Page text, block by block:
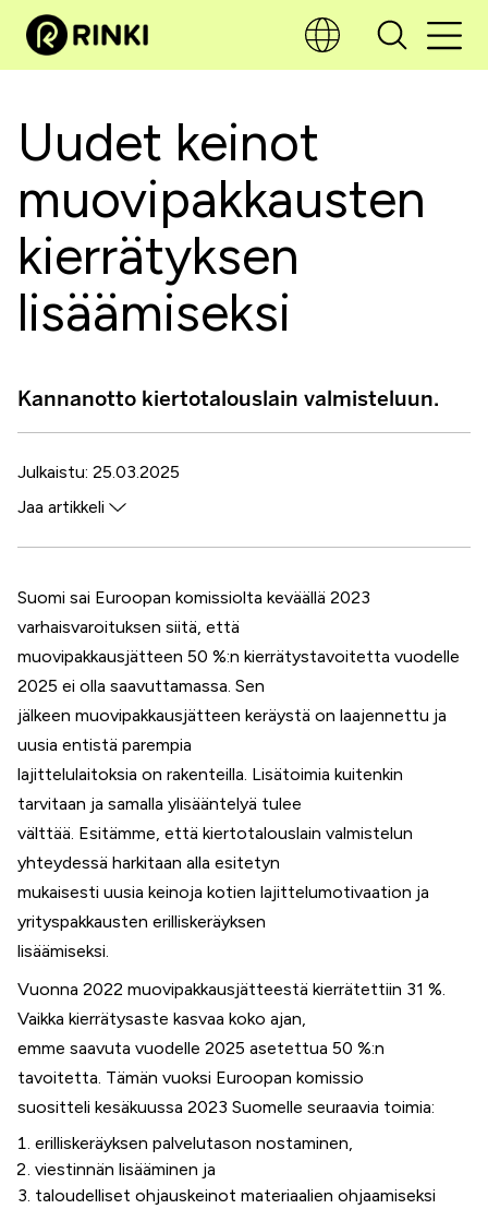
Uudet keinot
muovipakkausten
kierrätyksen
lisäämiseksi
Kannanotto kiertotalouslain valmisteluun.
Julkaistu: 25.03.2025
Jaa artikkeli
Facebook
WhatsApp
LinkedIn
Suomi sai Euroopan komissiolta keväällä 2023
varhaisvaroituksen siitä, että
muovipakkausjätteen 50 %:n kierrätystavoitetta vuodelle
2025 ei olla saavuttamassa. Sen
jälkeen muovipakkausjätteen keräystä on laajennettu ja
uusia entistä parempia
lajittelulaitoksia on rakenteilla. Lisätoimia kuitenkin
tarvitaan ja samalla ylisääntelyä tulee
välttää. Esitämme, että kiertotalouslain valmistelun
yhteydessä harkitaan alla esitetyn
mukaisesti uusia keinoja kotien lajittelumotivaation ja
yrityspakkausten erilliskeräyksen
lisäämiseksi.
Vuonna 2022 muovipakkausjätteestä kierrätettiin 31 %.
Vaikka kierrätysaste kasvaa koko ajan,
emme saavuta vuodelle 2025 asetettua 50 %:n
tavoitetta. Tämän vuoksi Euroopan komissio
suositteli kesäkuussa 2023 Suomelle seuraavia toimia:
erilliskeräyksen palvelutason nostaminen,
viestinnän lisääminen ja
taloudelliset ohjauskeinot materiaalien ohjaamiseksi